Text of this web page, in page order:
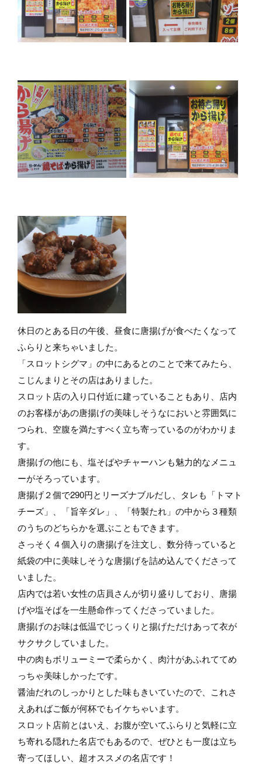
休日のとある日の午後、昼食に唐揚げが食べたくなって
ふらりと来ちゃいました。
「スロットシグマ」の中にあるとのことで来てみたら、
こじんまりとその店はありました。
スロット店の入り口付近に建っていることもあり、店内
のお客様があの唐揚げの美味しそうなにおいと雰囲気に
つられ、空腹を満たすべく立ち寄っているのがわかりま
す。
唐揚げの他にも、塩そばやチャーハンも魅力的なメニュ
ーがそろっています。
唐揚げ２個で290円とリーズナブルだし、タレも「トマト
チーズ」、「旨辛ダレ」、「特製たれ」の中から３種類
のうちのどちらかを選ぶこともできます。
さっそく４個入りの唐揚げを注文し、数分待っていると
紙袋の中に美味しそうな唐揚げを詰め込んでくださって
いました。
店内では若い女性の店員さんが切り盛りしており、唐揚
げや塩そばを一生懸命作ってくださっていました。
唐揚げのお味は低温でじっくりと揚げただけあって衣が
サクサクしていました。
中の肉もボリューミーで柔らかく、肉汁があふれててめ
っちゃ美味しかったです。
醤油だれのしっかりとした味もきいていたので、これさ
えあればご飯が何杯でもイケちゃいます。
スロット店前とはいえ、お腹が空いてふらりと気軽に立
ち寄れる隠れた名店でもあるので、ぜひとも一度は立ち
寄ってほしい、超オススメの名店です！